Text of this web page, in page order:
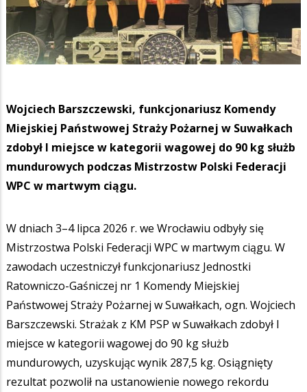
Wojciech Barszczewski, funkcjonariusz Komendy
Miejskiej Państwowej Straży Pożarnej w Suwałkach
zdobył I miejsce w kategorii wagowej do 90 kg służb
mundurowych podczas Mistrzostw Polski Federacji
WPC w martwym ciągu.
W dniach 3–4 lipca 2026 r. we Wrocławiu odbyły się
Mistrzostwa Polski Federacji WPC w martwym ciągu. W
zawodach uczestniczył funkcjonariusz Jednostki
Ratowniczo-Gaśniczej nr 1 Komendy Miejskiej
Państwowej Straży Pożarnej w Suwałkach, ogn. Wojciech
Barszczewski. Strażak z KM PSP w Suwałkach zdobył I
miejsce w kategorii wagowej do 90 kg służb
mundurowych, uzyskując wynik 287,5 kg. Osiągnięty
rezultat pozwolił na ustanowienie nowego rekordu